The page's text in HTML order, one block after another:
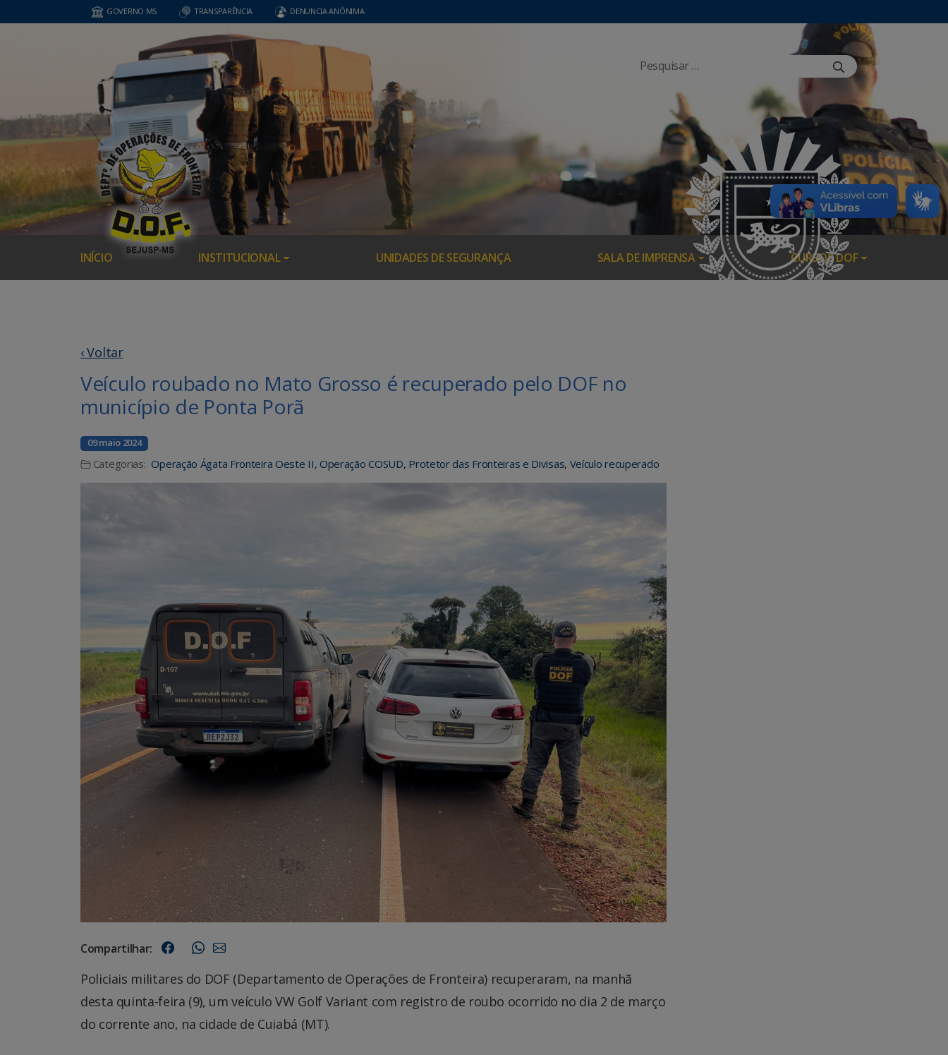
GOVERNO MS TRANSPARÊNCIA DENUNCIA ANÔNIMA
INÍCIO INSTITUCIONAL UNIDADES DE SEGURANÇA SALA DE IMPRENSA CURSOS DOF
‹ Voltar
Veículo roubado no Mato Grosso é recuperado pelo DOF no
município de Ponta Porã
09 maio 2024
Categorias: Operação Ágata Fronteira Oeste II, Operação COSUD, Protetor das Fronteiras e Divisas, Veículo recuperado
Compartilhar:
Policiais militares do DOF (Departamento de Operações de Fronteira) recuperaram, na manhã
desta quinta-feira (9), um veículo VW Golf Variant com registro de roubo ocorrido no dia 2 de março
do corrente ano, na cidade de Cuiabá (MT).